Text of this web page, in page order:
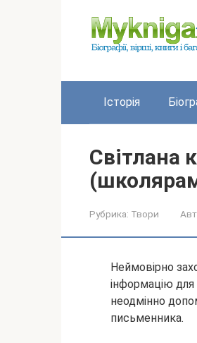
Історія
Світлана
Рубрика: Твори
Неймовірно
інформацію для
неодмінно
письменника.